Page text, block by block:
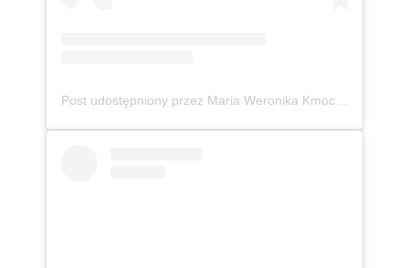
Post udostępniony przez Maria Weronika Kmoch 🦄 Kurpianka w wielkim świecie (@mwkmoch)